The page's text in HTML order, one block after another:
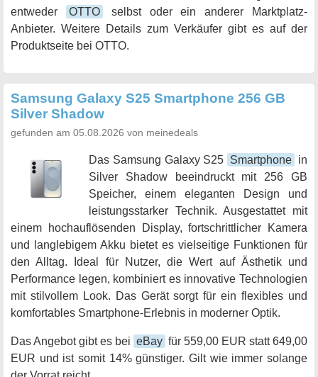
entweder
OTTO
selbst oder ein anderer Marktplatz-
Anbieter. Weitere Details zum Verkäufer gibt es auf der
Produktseite bei OTTO.
Samsung Galaxy S25 Smartphone 256 GB
Silver Shadow
gefunden am 05.08.2026 von meinedeals
Das Samsung Galaxy S25 Smartphone in
Silver Shadow beeindruckt mit 256 GB
Speicher, einem eleganten Design und
leistungsstarker Technik. Ausgestattet mit
einem hochauflösenden Display, fortschrittlicher Kamera
und langlebigem Akku bietet es vielseitige Funktionen für
den Alltag. Ideal für Nutzer, die Wert auf Ästhetik und
Performance legen, kombiniert es innovative Technologien
mit stilvollem Look. Das Gerät sorgt für ein flexibles und
komfortables Smartphone-Erlebnis in moderner Optik.
Das Angebot gibt es bei eBay für 559,00 EUR statt 649,00
EUR und ist somit 14% günstiger. Gilt wie immer solange